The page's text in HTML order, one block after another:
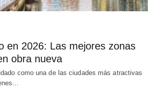
en 2026: Las mejores zonas
obra nueva
como una de las ciudades más atractivas